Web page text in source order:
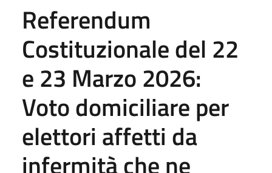
Referendum
Costituzionale del 22
e 23 Marzo 2026:
Voto domiciliare per
elettori affetti da
infermità che ne